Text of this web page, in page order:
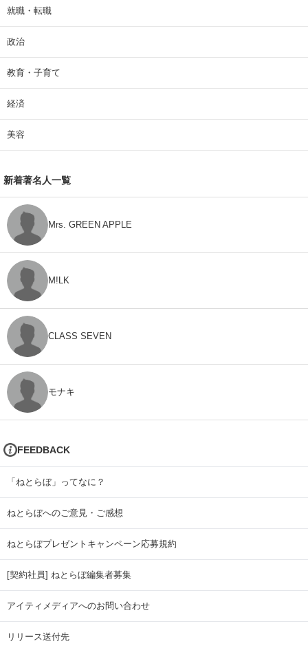
就職・転職
政治
教育・子育て
経済
美容
新着著名人一覧
Mrs. GREEN APPLE
M!LK
CLASS SEVEN
モナキ
FEEDBACK
「ねとらぼ」ってなに？
ねとらぼへのご意見・ご感想
ねとらぼプレゼントキャンペーン応募規約
[契約社員] ねとらぼ編集者募集
アイティメディアへのお問い合わせ
リリース送付先